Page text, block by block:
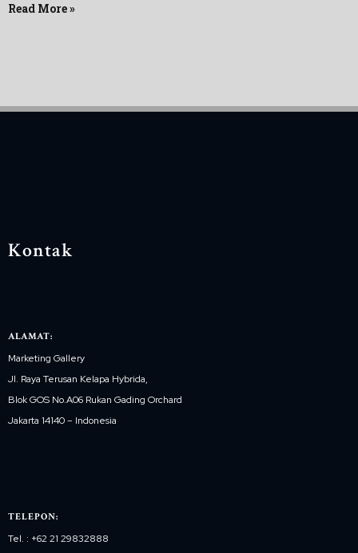
Read More »
Kontak
ALAMAT:
Marketing Gallery
Jl. Raya Terusan Kelapa Hybrida,
Blok GOS No.A06 Rukan Gading Orchard
Jakarta 14140 – Indonesia
TELEPON:
Tel. : +62 21 29832888